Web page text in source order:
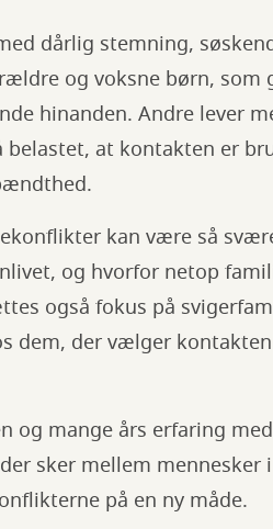
dårlig stemning,
og voksne børn, som
hinanden. Andre lever
at kontakten er
kan være så
og hvorfor netop
også fokus på
dem, der vælger
og mange års erfaring
sker mellem
på en ny måde.